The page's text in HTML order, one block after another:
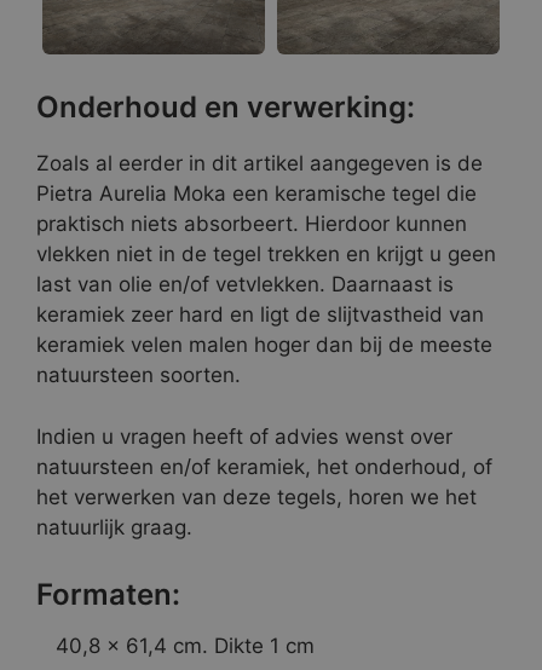
Onderhoud en verwerking:
Zoals al eerder in dit artikel aangegeven is de
Pietra Aurelia Moka een keramische tegel die
praktisch niets absorbeert. Hierdoor kunnen
vlekken niet in de tegel trekken en krijgt u geen
last van olie en/of vetvlekken. Daarnaast is
keramiek zeer hard en ligt de slijtvastheid van
keramiek velen malen hoger dan bij de meeste
natuursteen soorten.
Indien u vragen heeft of advies wenst over
natuursteen en/of keramiek, het onderhoud, of
het verwerken van deze tegels, horen we het
natuurlijk graag.
Formaten:
40,8 x 61,4 cm. Dikte 1 cm